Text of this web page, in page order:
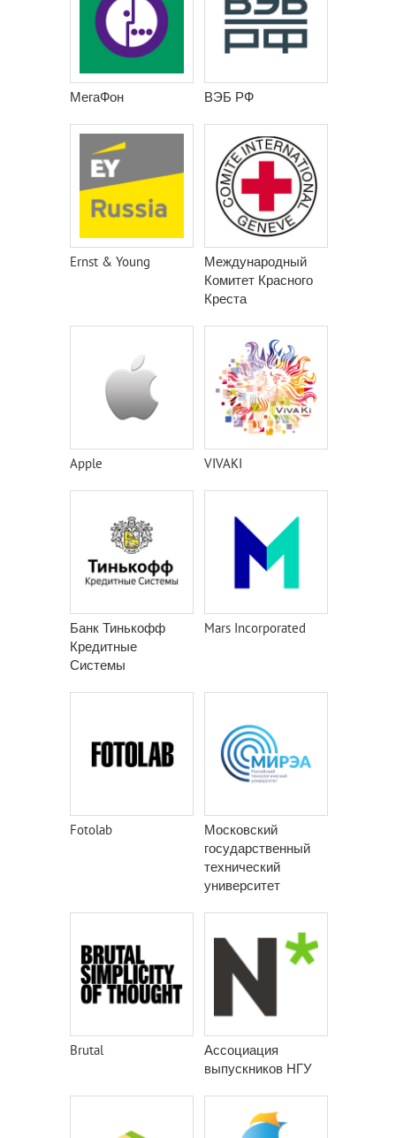
МегаФон ВЭБ РФ
Ernst & Young
Международный
Комитет Красного
Креста
Apple VIVAKI
Банк Тинькофф
Кредитные
Системы
Mars Incorporated
Fotolab
Московский
государственный
технический
университет
автоматики
Brutal
Ассоциация
выпускников НГУ